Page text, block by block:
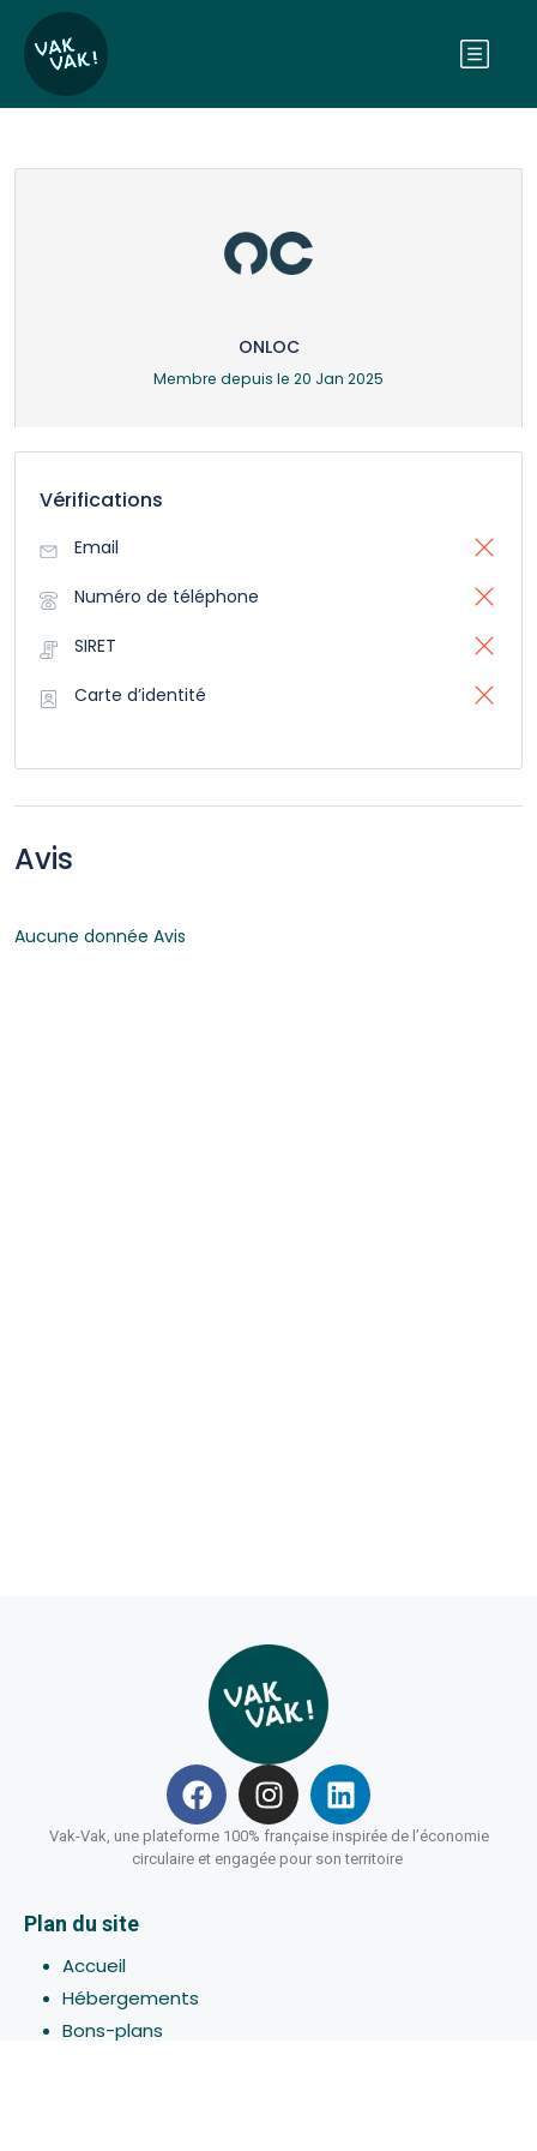
ONLOC
Membre depuis le 20 Jan 2025
Vérifications
Email
Numéro de téléphone
SIRET
Carte d’identité
Avis
Aucune donnée Avis
Vak-Vak, une plateforme 100% française inspirée de l’économie
circulaire et engagée pour son territoire
Plan du site
Accueil
Hébergements
Bons-plans